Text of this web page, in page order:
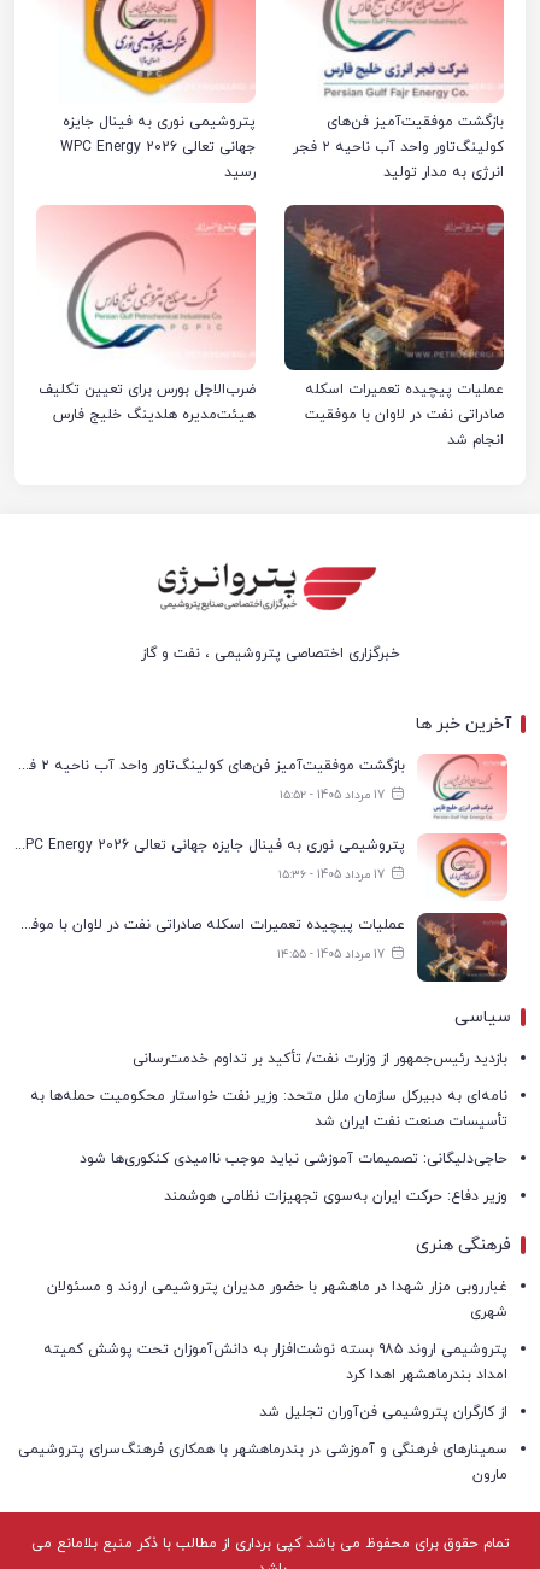
بازگشت موفقیت‌آمیز فن‌های
کولینگ‌تاور واحد آب ناحیه ۲ فجر
انرژی به مدار تولید
پتروشیمی نوری به فینال جایزه
جهانی تعالی WPC Energy 2026
رسید
عملیات پیچیده تعمیرات اسکله
صادراتی نفت در لاوان با موفقیت
انجام شد
ضرب‌الاجل بورس برای تعیین تکلیف
هیئت‌مدیره هلدینگ خلیج فارس
خبرگزاری اختصاصی پتروشیمی ، نفت و گاز
آخرین خبر ها
بازگشت موفقیت‌آمیز فن‌های کولینگ‌تاور واحد آب ناحیه ۲ فجر انرژی به مدار تولید
17 مرداد 1405 - ۱۵:۵۲
پتروشیمی نوری به فینال جایزه جهانی تعالی WPC Energy 2026 رسید
17 مرداد 1405 - ۱۵:۳۶
عملیات پیچیده تعمیرات اسکله صادراتی نفت در لاوان با موفقیت انجام شد
17 مرداد 1405 - ۱۴:۵۵
سیاسی
بازدید رئیس‌جمهور از وزارت نفت/ تأکید بر تداوم خدمت‌رسانی
نامه‌ای به دبیرکل سازمان ملل متحد: وزیر نفت خواستار محکومیت حمله‌ها به
تأسیسات صنعت نفت ایران شد
حاجی‌دلیگانی: تصمیمات آموزشی نباید موجب ناامیدی کنکوری‌ها شود
وزیر دفاع: حرکت ایران به‌سوی تجهیزات نظامی هوشمند
فرهنگی هنری
غبارروبی مزار شهدا در ماهشهر با حضور مدیران پتروشیمی اروند و مسئولان
شهری
پتروشیمی اروند ۹۸۵ بسته نوشت‌افزار به دانش‌آموزان تحت پوشش کمیته
امداد بندرماهشهر اهدا کرد
از کارگران پتروشیمی فن‌آوران تجلیل شد
سمینارهای فرهنگی و آموزشی در بندرماهشهر با همکاری فرهنگ‌سرای پتروشیمی
مارون
تمام حقوق برای محفوظ می باشد کپی برداری از مطالب با ذکر منبع بلامانع می